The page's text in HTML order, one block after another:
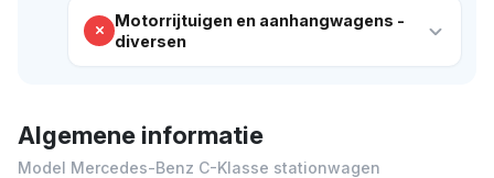
Motorrijtuigen en aanhangwagens -
diversen
Algemene informatie
Model Mercedes-Benz C-Klasse stationwagen